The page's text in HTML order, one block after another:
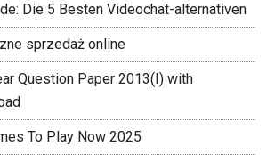
Die 5 Besten Videochat-alternativen
sprzedaż online
Question Paper 2013(I) with
To Play Now 2025